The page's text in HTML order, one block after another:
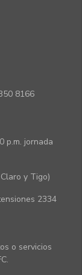
8166
p.m. jornada
y Tigo)
2334
o servicios